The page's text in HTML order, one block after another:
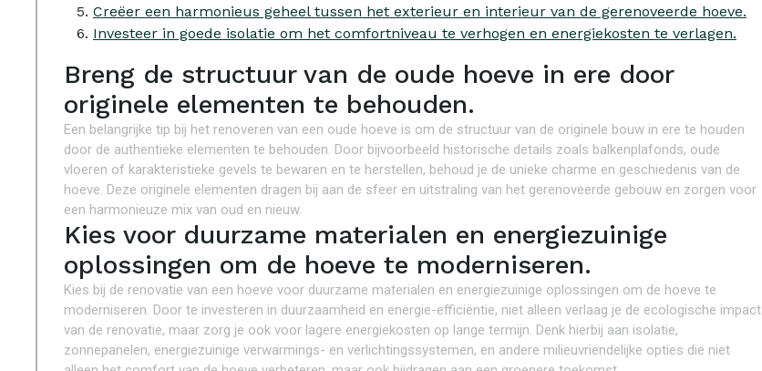
Creëer een harmonieus geheel tussen het exterieur en interieur van de gerenoveerde hoeve.
Investeer in goede isolatie om het comfortniveau te verhogen en energiekosten te verlagen.
Breng de structuur van de oude hoeve in ere door
originele elementen te behouden.
Een belangrijke tip bij het renoveren van een oude hoeve is om de structuur van de originele bouw in ere te houden
door de authentieke elementen te behouden. Door bijvoorbeeld historische details zoals balkenplafonds, oude
vloeren of karakteristieke gevels te bewaren en te herstellen, behoud je de unieke charme en geschiedenis van de
hoeve. Deze originele elementen dragen bij aan de sfeer en uitstraling van het gerenoveerde gebouw en zorgen voor
een harmonieuze mix van oud en nieuw.
Kies voor duurzame materialen en energiezuinige
oplossingen om de hoeve te moderniseren.
Kies bij de renovatie van een hoeve voor duurzame materialen en energiezuinige oplossingen om de hoeve te
moderniseren. Door te investeren in duurzaamheid en energie-efficiëntie, niet alleen verlaag je de ecologische impact
van de renovatie, maar zorg je ook voor lagere energiekosten op lange termijn. Denk hierbij aan isolatie,
zonnepanelen, energiezuinige verwarmings- en verlichtingssystemen, en andere milieuvriendelijke opties die niet